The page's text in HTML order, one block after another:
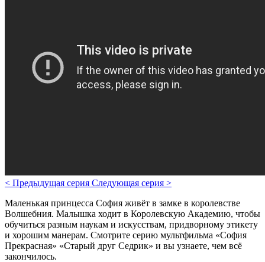
< Предыдущая серия Следующая серия >
Маленькая принцесса София живёт в замке в королевстве
Волшебния. Малышка ходит в Королевскую Академию, чтобы
обучиться разным наукам и искусствам, придворному этикету
и хорошим манерам. Смотрите серию мультфильма «София
Прекрасная» «Старый друг Седрик» и вы узнаете, чем всё
закончилось.